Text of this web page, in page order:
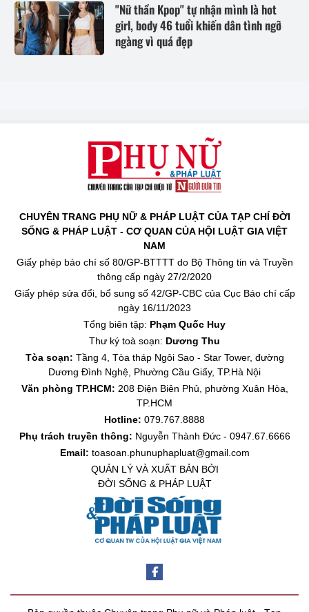
"Nữ thần Kpop" tự nhận mình là hot
girl, body 46 tuổi khiến dân tình ngỡ
ngàng vì quá đẹp
CHUYÊN TRANG PHỤ NỮ & PHÁP LUẬT CỦA TẠP CHÍ ĐỜI
SỐNG & PHÁP LUẬT - CƠ QUAN CỦA HỘI LUẬT GIA VIỆT
NAM
Giấy phép báo chí số 80/GP-BTTTT do Bộ Thông tin và Truyền
thông cấp ngày 27/2/2020
Giấy phép sửa đổi, bổ sung số 42/GP-CBC của Cục Báo chí cấp
ngày 16/11/2023
Tổng biên tập: Phạm Quốc Huy
Thư ký toà soạn: Dương Thu
Tòa soạn: Tầng 4, Tòa tháp Ngôi Sao - Star Tower, đường
Dương Đình Nghệ, Phường Cầu Giấy, TP.Hà Nội
Văn phòng TP.HCM: 208 Điện Biên Phủ, phường Xuân Hòa,
TP.HCM
Hotline: 079.767.8888
Phụ trách truyền thông: Nguyễn Thành Đức - 0947.67.6666
Email: toasoan.phunuphapluat@gmail.com
QUẢN LÝ VÀ XUẤT BẢN BỞI
ĐỜI SỐNG & PHÁP LUẬT